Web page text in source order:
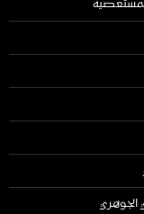
الجوهري